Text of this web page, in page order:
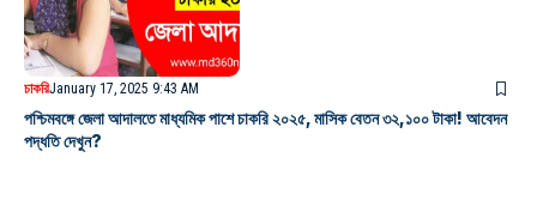
চাকরিJanuary 17, 2025 9:43 AM
পশ্চিমবঙ্গে জেলা আদালতে মাধ্যমিক পাশে চাকরি ২০২৫, মাসিক বেতন ৩২,১০০ টাকা! আবেদন
পদ্ধতি দেখুন?